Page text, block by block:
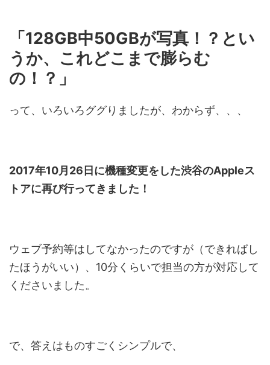
「128GB中50GBが写真！？とい
うか、これどこまで膨らむ
の！？」
って、いろいろググりましたが、わからず、、、
2017年10月26日に機種変更をした渋谷のAppleス
トアに再び行ってきました！
ウェブ予約等はしてなかったのですが（できればし
たほうがいい）、10分くらいで担当の方が対応して
くださいました。
で、答えはものすごくシンプルで、